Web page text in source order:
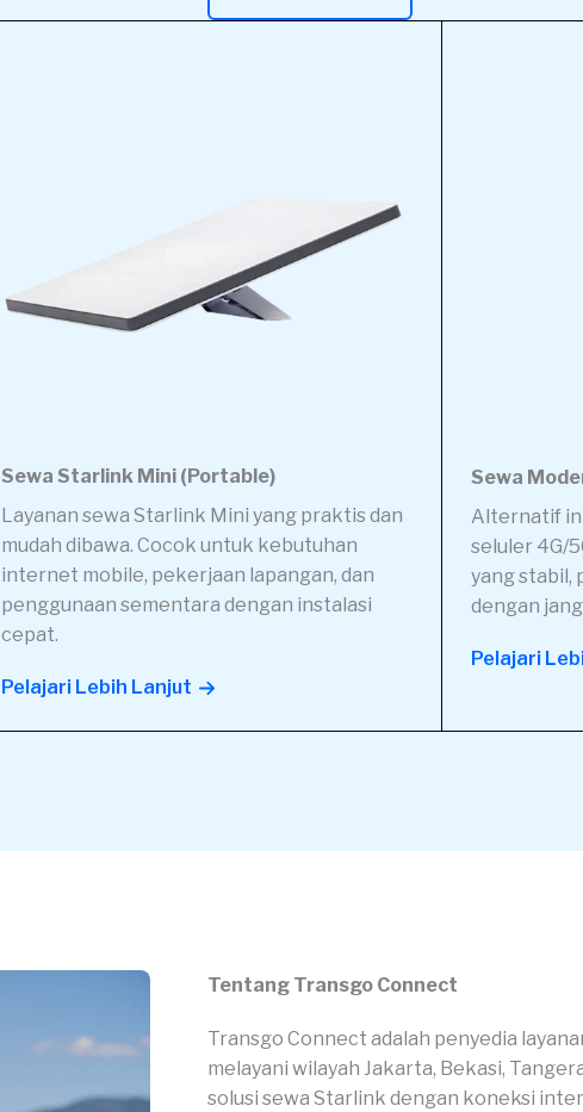
Sewa Starlink Mini (Portable)
Layanan sewa Starlink Mini yang praktis dan
mudah dibawa. Cocok untuk kebutuhan
internet mobile, pekerjaan lapangan, dan
penggunaan sementara dengan instalasi
cepat.
Pelajari Lebih Lanjut
Sewa
Alternatif
seluler 4G/
yang stabil,
dengan
Pelajari
Tentang Transgo Connect
Transgo Connect adalah penyedia
melayani wilayah Jakarta, Bekasi,
solusi sewa Starlink dengan koneksi